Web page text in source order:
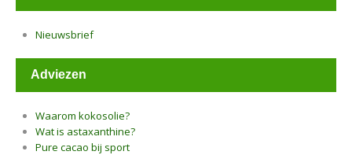
Nieuwsbrief
Adviezen
Waarom kokosolie?
Wat is astaxanthine?
Pure cacao bij sport